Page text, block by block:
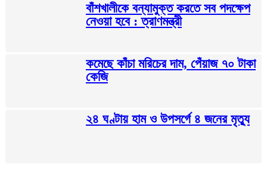
বাঁশখালীকে বন্যামুক্ত করতে সব পদক্ষেপ
নেওয়া হবে : ত্রাণমন্ত্রী
কমেছে কাঁচা মরিচের দাম, পেঁয়াজ ৭০ টাকা
কেজি
২৪ ঘণ্টায় হাম ও উপসর্গে ৪ জনের মৃত্যু